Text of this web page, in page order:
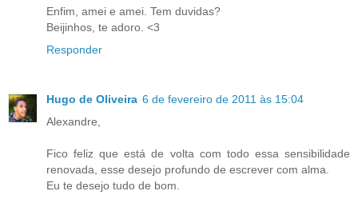
Enfim, amei e amei. Tem duvidas?
Beijinhos, te adoro. <3
Responder
Hugo de Oliveira 6 de fevereiro de 2011 às 15:04
Alexandre,
Fico feliz que está de volta com todo essa sensibilidade
renovada, esse desejo profundo de escrever com alma.
Eu te desejo tudo de bom.